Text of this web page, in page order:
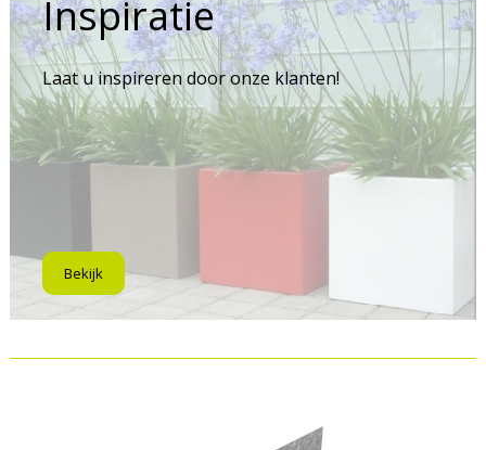
Inspiratie
Laat u inspireren door onze klanten!
Bekijk